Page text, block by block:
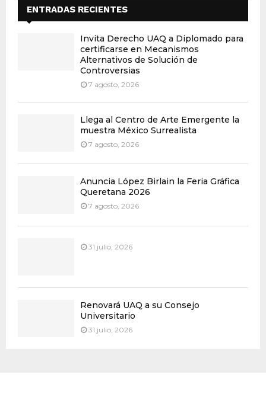
ENTRADAS RECIENTES
Invita Derecho UAQ a Diplomado para
certificarse en Mecanismos
Alternativos de Solución de
Controversias
7 agosto, 2026
Llega al Centro de Arte Emergente la
muestra México Surrealista
7 agosto, 2026
Anuncia López Birlain la Feria Gráfica
Queretana 2026
7 agosto, 2026
31 julio, 2026
Renovará UAQ a su Consejo
Universitario
31 julio, 2026